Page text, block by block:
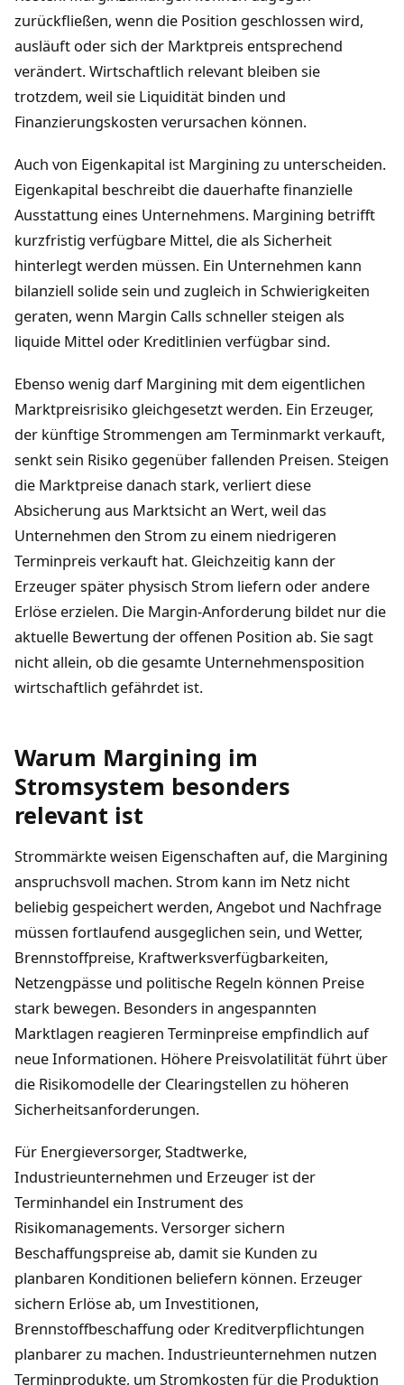
zurückfließen, wenn die Position geschlossen wird,
ausläuft oder sich der Marktpreis entsprechend
verändert. Wirtschaftlich relevant bleiben sie
trotzdem, weil sie Liquidität binden und
Finanzierungskosten verursachen können.
Auch von Eigenkapital ist Margining zu unterscheiden.
Eigenkapital beschreibt die dauerhafte finanzielle
Ausstattung eines Unternehmens. Margining betrifft
kurzfristig verfügbare Mittel, die als Sicherheit
hinterlegt werden müssen. Ein Unternehmen kann
bilanziell solide sein und zugleich in Schwierigkeiten
geraten, wenn Margin Calls schneller steigen als
liquide Mittel oder Kreditlinien verfügbar sind.
Ebenso wenig darf Margining mit dem eigentlichen
Marktpreisrisiko gleichgesetzt werden. Ein Erzeuger,
der künftige Strommengen am Terminmarkt verkauft,
senkt sein Risiko gegenüber fallenden Preisen. Steigen
die Marktpreise danach stark, verliert diese
Absicherung aus Marktsicht an Wert, weil das
Unternehmen den Strom zu einem niedrigeren
Terminpreis verkauft hat. Gleichzeitig kann der
Erzeuger später physisch Strom liefern oder andere
Erlöse erzielen. Die Margin-Anforderung bildet nur die
aktuelle Bewertung der offenen Position ab. Sie sagt
nicht allein, ob die gesamte Unternehmensposition
wirtschaftlich gefährdet ist.
Warum Margining im
Stromsystem besonders
relevant ist
Strommärkte weisen Eigenschaften auf, die Margining
anspruchsvoll machen. Strom kann im Netz nicht
beliebig gespeichert werden, Angebot und Nachfrage
müssen fortlaufend ausgeglichen sein, und Wetter,
Brennstoffpreise, Kraftwerksverfügbarkeiten,
Netzengpässe und politische Regeln können Preise
stark bewegen. Besonders in angespannten
Marktlagen reagieren Terminpreise empfindlich auf
neue Informationen. Höhere Preisvolatilität führt über
die Risikomodelle der Clearingstellen zu höheren
Sicherheitsanforderungen.
Für Energieversorger, Stadtwerke,
Industrieunternehmen und Erzeuger ist der
Terminhandel ein Instrument des
Risikomanagements. Versorger sichern
Beschaffungspreise ab, damit sie Kunden zu
planbaren Konditionen beliefern können. Erzeuger
sichern Erlöse ab, um Investitionen,
Brennstoffbeschaffung oder Kreditverpflichtungen
planbarer zu machen. Industrieunternehmen nutzen
Terminprodukte, um Stromkosten für die Produktion